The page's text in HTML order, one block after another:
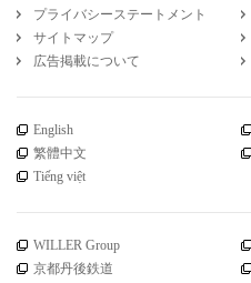
プライバシーステートメント
サイトマップ
広告掲載について
English
繁體中文
Tiếng việt
WILLER Group
京都丹後鉄道